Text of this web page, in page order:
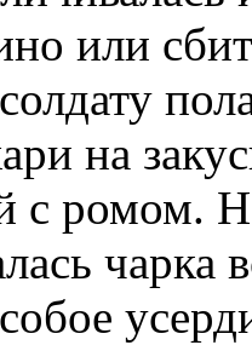
или
на
с ромом.
чарка